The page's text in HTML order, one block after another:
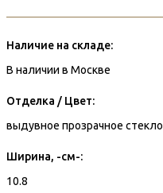
Наличие на складе:
В наличии в Москве
Отделка / Цвет:
выдувное прозрачное
Ширина, -см-:
10.8